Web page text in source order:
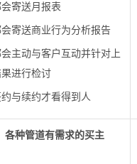
寄送月报表
寄送商业行为分析报告
主动与客户互动并针对上
进行检讨
与续约才看得到人
各种管道有需求的买主